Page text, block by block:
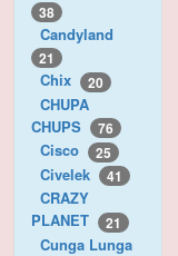
38
Candyland
21
Chix 20
CHUPA
CHUPS
76
Cisco 25
Civelek 41
CRAZY
PLANET
21
Cunga Lunga